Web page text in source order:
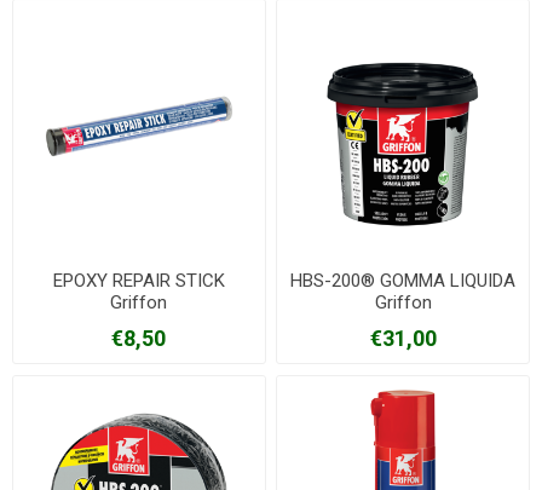
EPOXY REPAIR STICK
Griffon
€8,50
HBS-200® GOMMA LIQUIDA
Griffon
€31,00